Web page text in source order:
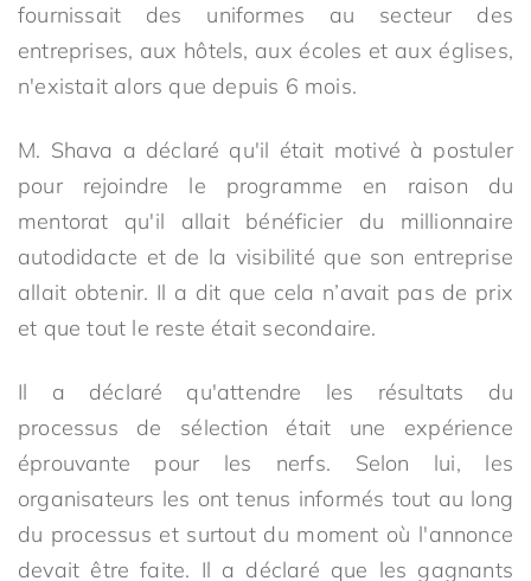
fournissait des uniformes au secteur des
entreprises, aux hôtels, aux écoles et aux églises,
n'existait alors que depuis 6 mois.
M. Shava a déclaré qu'il était motivé à postuler
pour rejoindre le programme en raison du
mentorat qu'il allait bénéficier du millionnaire
autodidacte et de la visibilité que son entreprise
allait obtenir. Il a dit que cela n’avait pas de prix
et que tout le reste était secondaire.
Il a déclaré qu'attendre les résultats du
processus de sélection était une expérience
éprouvante pour les nerfs. Selon lui, les
organisateurs les ont tenus informés tout au long
du processus et surtout du moment où l'annonce
devait être faite. Il a déclaré que les gagnants